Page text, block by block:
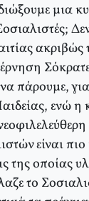
μια
ακριβώς
πάρουμε,
ενώ
είναι
της οποίας
το